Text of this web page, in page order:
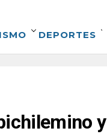
DEPORTES
y